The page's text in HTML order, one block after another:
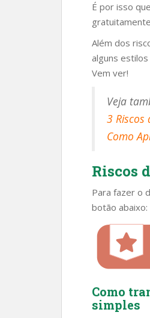
É por isso
Além dos
alguns
Vem ver!
Veja
3 Riscos
Como
Riscos
Para fazer o
botão abaixo:
Como
simples